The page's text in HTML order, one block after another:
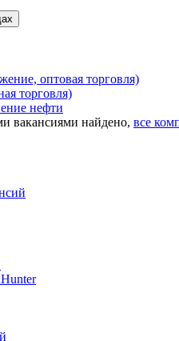
оптовая торговля)
торговля)
нефти
вакансиями найдено, все